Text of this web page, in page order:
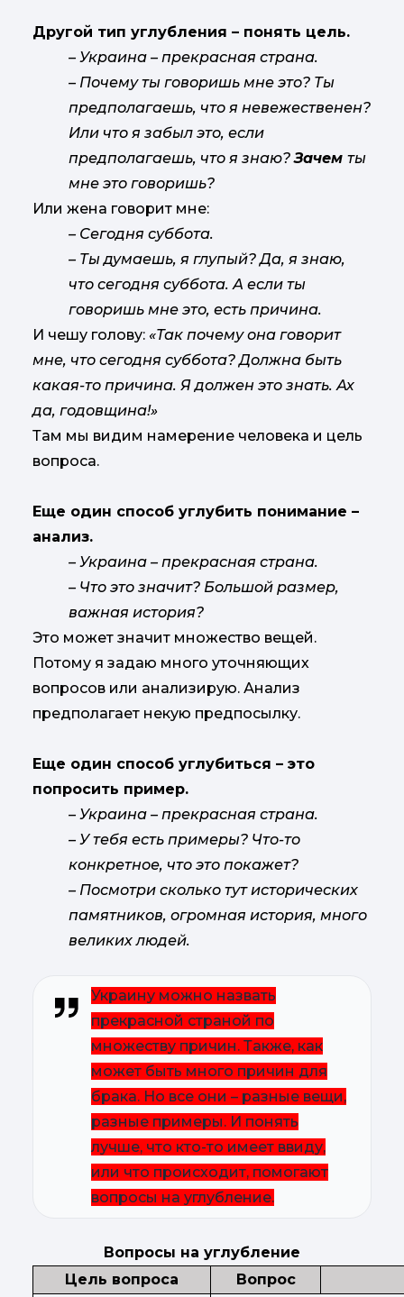
Другой тип углубления – понять цель.
– Украина – прекрасная страна.
– Почему ты говоришь мне это? Ты
предполагаешь, что я невежественен?
Или что я забыл это, если
предполагаешь, что я знаю?Зачем ты
мне это говоришь?
Или жена говорит мне:
– Сегодня суббота.
– Ты думаешь, я глупый? Да, я знаю,
что сегодня суббота. А если ты
говоришь мне это, есть причина.
И чешу голову: «Так почему она говорит
мне, что сегодня суббота? Должна быть
какая-то причина. Я должен это знать. Ах
да, годовщина!»
Там мы видим намерение человека и цель
вопроса.
Еще один способ углубить понимание –
анализ.
– Украина – прекрасная страна.
– Что это значит? Большой размер,
важная история?
Это может значит множество вещей.
Потому я задаю много уточняющих
вопросов или анализирую. Анализ
предполагает некую предпосылку.
Еще один способ углубиться – это
попросить пример.
– Украина – прекрасная страна.
– У тебя есть примеры? Что-то
конкретное, что это покажет?
– Посмотри сколько тут исторических
памятников, огромная история, много
великих людей.
Украину можно назвать
прекрасной страной по
множеству причин. Также, как
может быть много причин для
брака. Но все они – разные вещи,
разные примеры. И понять
лучше, что кто-то имеет ввиду,
или что происходит, помогают
вопросы на углубление.
Вопросы на углубление
Цель вопроса
Вопрос